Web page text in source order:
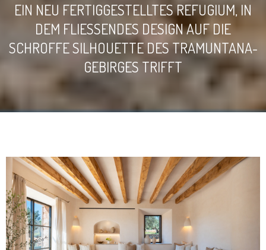
EIN NEU FERTIGGESTELLTES REFUGIUM, IN
DEM FLIESSENDES DESIGN AUF DIE S
CHROFFE SILHOUETTE DES TRAMUNTANA-G
EBIRGES TRIFFT